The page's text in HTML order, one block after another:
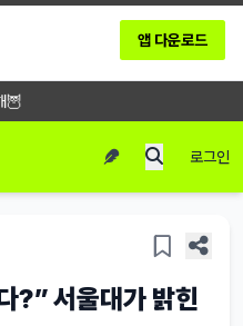
앱 다운로드
🦉
로그인
?” 서울대가 밝힌